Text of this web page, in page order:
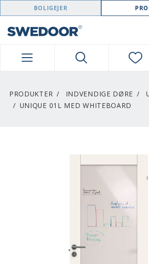
SWEDOOR NAVIGATION
BOLIGEJER
PRODUKTER INDVENDIGE DØRE
UNIQUE 01L MED WHITEBOARD